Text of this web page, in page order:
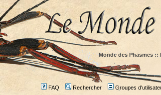
Monde des Phasmes ::
FAQ Rechercher Groupes